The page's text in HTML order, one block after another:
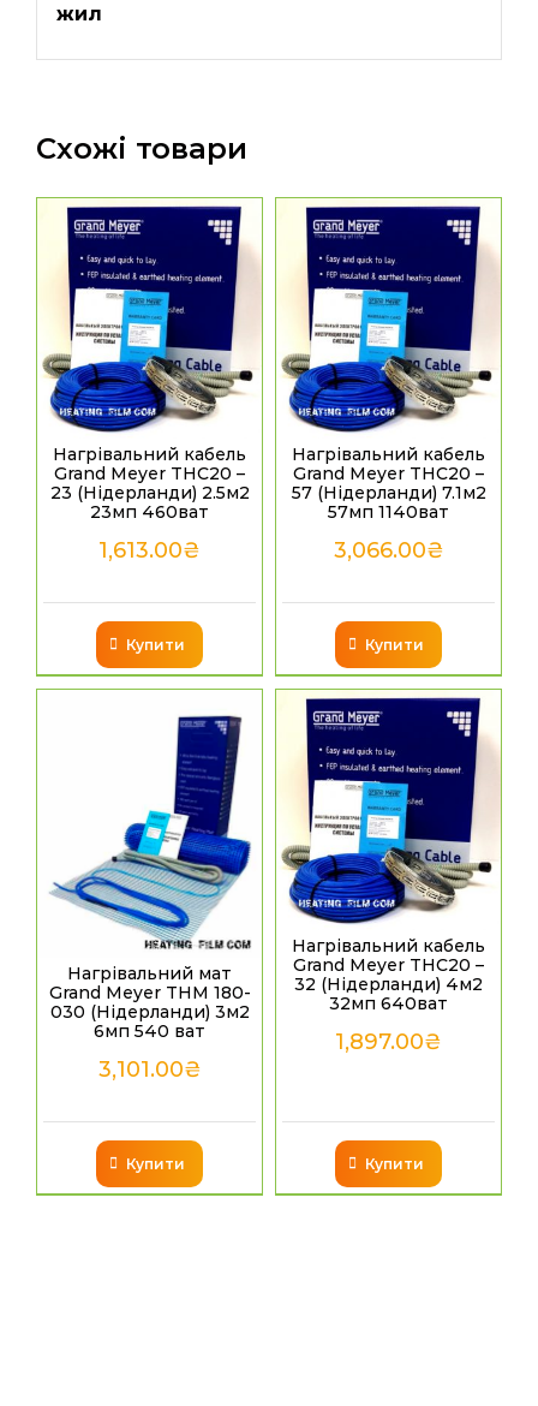
жил
Схожі товари
Нагрівальний кабель
Grand Meyer THC20 –
23 (Нідерланди) 2.5м2
23мп 460ват
1,613.00₴
Купити
Нагрівальний кабель
Grand Meyer THC20 –
57 (Нідерланди) 7.1м2
57мп 1140ват
3,066.00₴
Купити
Нагрівальний мат
Grand Meyer THM 180-
030 (Нідерланди) 3м2
6мп 540 ват
3,101.00₴
Купити
Нагрівальний кабель
Grand Meyer THC20 –
32 (Нідерланди) 4м2
32мп 640ват
1,897.00₴
Купити